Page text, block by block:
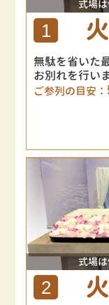
式場
1
無駄を省いた
お別れを行い
ご参列の目安：
式場
2